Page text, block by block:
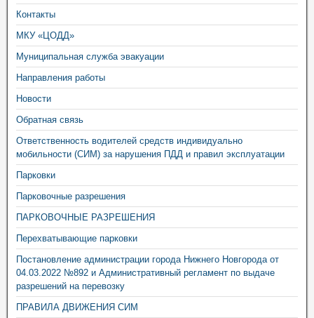
Контакты
МКУ «ЦОДД»
Муниципальная служба эвакуации
Направления работы
Новости
Обратная связь
Ответственность водителей средств индивидуально
мобильности (СИМ) за нарушения ПДД и правил эксплуатации
Парковки
Парковочные разрешения
ПАРКОВОЧНЫЕ РАЗРЕШЕНИЯ
Перехватывающие парковки
Постановление администрации города Нижнего Новгорода от
04.03.2022 №892 и Административный регламент по выдаче
разрешений на перевозку
ПРАВИЛА ДВИЖЕНИЯ СИМ